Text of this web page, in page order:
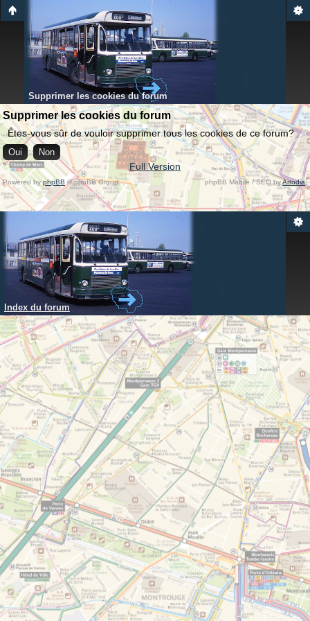
Supprimer les cookies du forum
Supprimer les cookies du forum
Êtes-vous sûr de vouloir supprimer tous les cookies de ce forum?
Full Version
Powered byphpBB © phpBB Group. phpBB Mobile / SEO byArtodia.
Index du forum